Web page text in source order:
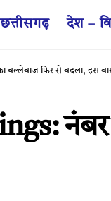
छत्तीसगढ़ देश –
बल्लेबाज फिर से बदला, इस